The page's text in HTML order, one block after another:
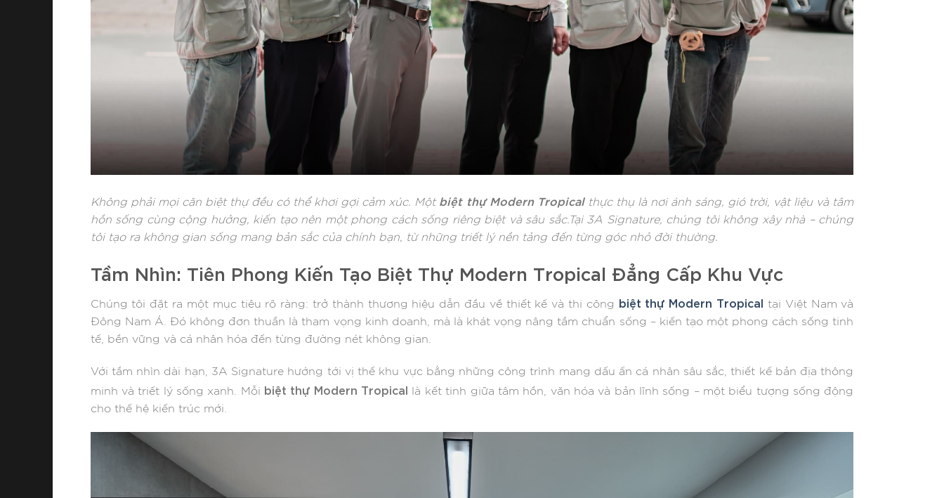
Không phải mọi căn biệt thự đều có thể khơi gợi cảm xúc. Một biệt thự Modern Tropicalthực thụ là nơi ánh sáng, gió trời, vật liệu và tâm
hồn sống cùng cộng hưởng, kiến tạo nên một phong cách sống riêng biệt và sâu sắc.Tại 3A Signature, chúng tôi không xây nhà – chúng
tôi tạo ra không gian sống mang bản sắc của chính bạn, từ những triết lý nền tảng đến từng góc nhỏ đời thường.
Tầm Nhìn: Tiên Phong Kiến Tạo Biệt Thự Modern Tropical Đẳng Cấp Khu Vực
Chúng tôi đặt ra một mục tiêu rõ ràng: trở thành thương hiệu dẫn đầu về thiết kế và thi công biệt thự Modern Tropical tại Việt Nam và
Đông Nam Á. Đó không đơn thuần là tham vọng kinh doanh, mà là khát vọng nâng tầm chuẩn sống – kiến tạo một phong cách sống tinh
tế, bền vững và cá nhân hóa đến từng đường nét không gian.
Với tầm nhìn dài hạn, 3A Signature hướng tới vị thế khu vực bằng những công trình mang dấu ấn cá nhân sâu sắc, thiết kế bản địa thông
minh và triết lý sống xanh. Mỗi biệt thự Modern Tropical là kết tinh giữa tâm hồn, văn hóa và bản lĩnh sống – một biểu tượng sống động
cho thế hệ kiến trúc mới.